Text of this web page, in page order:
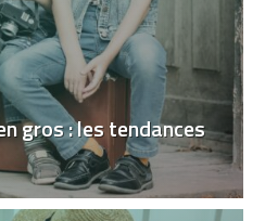
gros : les tendances